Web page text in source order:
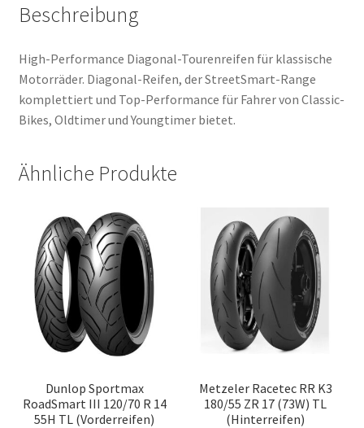
Beschreibung
High-Performance Diagonal-Tourenreifen für klassische
Motorräder. Diagonal-Reifen, der StreetSmart-Range
komplettiert und Top-Performance für Fahrer von Classic-
Bikes, Oldtimer und Youngtimer bietet.
Ähnliche Produkte
Dunlop Sportmax
RoadSmart III 120/70 R 14
55H TL (Vorderreifen)
Metzeler Racetec RR K3
180/55 ZR 17 (73W) TL
(Hinterreifen)